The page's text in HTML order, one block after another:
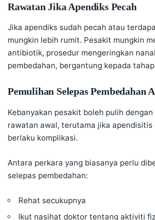
Rawatan Jika Apendiks Pecah
Jika apendiks sudah pecah atau
mungkin lebih rumit. Pesakit mungkin
antibiotik, prosedur mengeringkan
pembedahan, bergantung kepada
Pemulihan Selepas Pembedahan
Kebanyakan pesakit boleh pulih
rawatan awal, terutama jika apendisitis
berlaku komplikasi.
Antara perkara yang biasanya perlu
selepas pembedahan:
Rehat secukupnya
Ikut nasihat doktor tentang aktiviti